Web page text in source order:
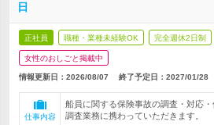
日
正社員 職種・業種未経験OK 完全週休2日制
女性のおしごと掲載中
情報更新日：2026/08/07 終了予定日： 2027/01/28
仕事内容
船員に関する保険事故の調査・対応
調査業務に携わっていただきます。